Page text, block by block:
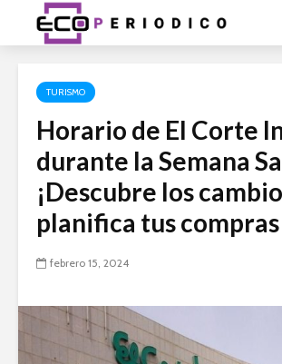
TURISMO
Horario de El Corte
durante la Semana
¡Descubre los
planifica tus
febrero 15, 2024